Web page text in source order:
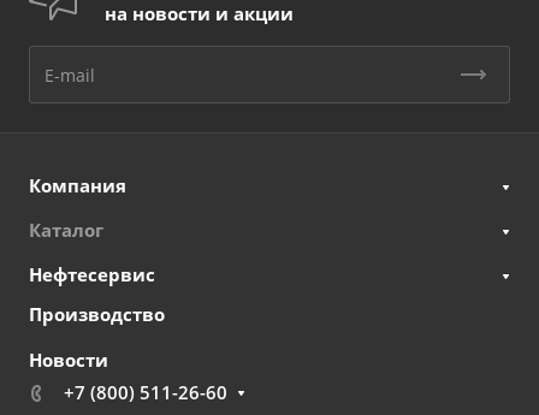
на новости и акции
Компания
Каталог
Нефтесервис
Производство
Новости
+7 (800) 511-26-60